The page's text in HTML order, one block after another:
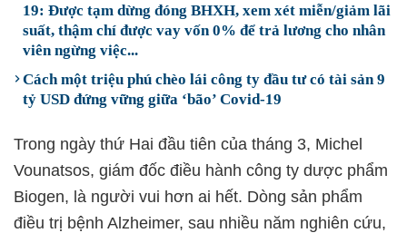
19: Được tạm dừng đóng BHXH, xem xét miễn/giảm lãi
suất, thậm chí được vay vốn 0% để trả lương cho nhân
viên ngừng việc...
Cách một triệu phú chèo lái công ty đầu tư có tài sản 9
tỷ USD đứng vững giữa ‘bão’ Covid-19
Trong ngày thứ Hai đầu tiên của tháng 3, Michel
Vounatsos, giám đốc điều hành công ty dược phẩm
Biogen, là người vui hơn ai hết. Dòng sản phẩm
điều trị bệnh Alzheimer, sau nhiều năm nghiên cứu,